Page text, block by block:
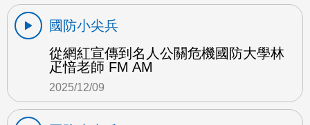
國防小尖兵
從網紅宣傳到名人公關危機國防大學林
疋愔老師 FM AM
2025/12/09